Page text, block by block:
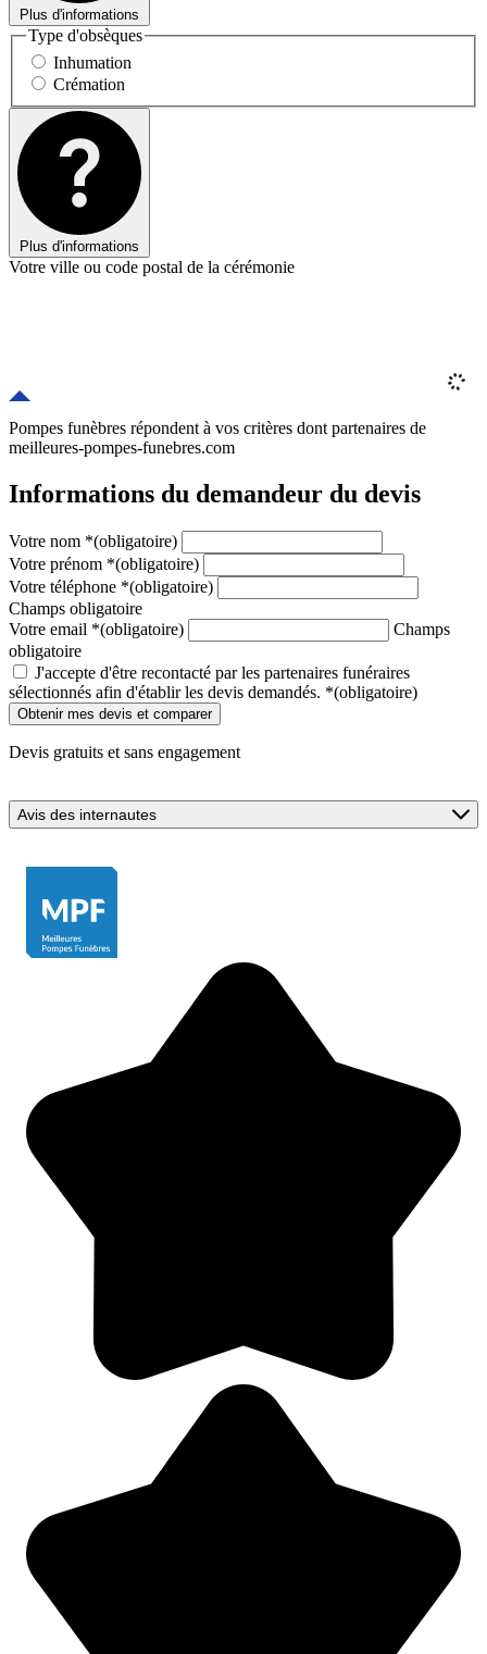
Plus d'informations
Type d'obsèques
Inhumation
Crémation
Plus d'informations
Votre ville ou code postal de la cérémonie
Pompes funèbres répondent à vos critères dont partenaires de
meilleures-pompes-funebres.com
Informations du demandeur du devis
Votre nom *(obligatoire)
Votre prénom *(obligatoire)
Votre téléphone *(obligatoire)
Champs obligatoire
Votre email *(obligatoire)
Champs
obligatoire
J'accepte d'être recontacté par les partenaires funéraires
sélectionnés afin d'établir les devis demandés. *(obligatoire)
Devis gratuits et sans engagement
Avis des internautes